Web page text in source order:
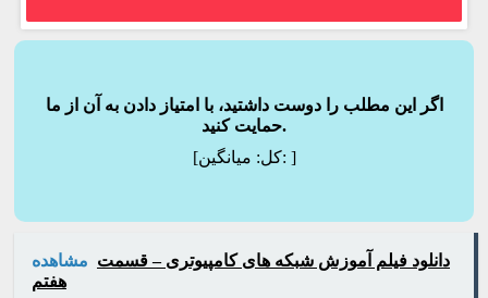
اگر این مطلب را دوست داشتید، با امتیاز دادن به آن از ما
حمایت کنید.
[کل:میانگین: ]
مشاهده دانلود فیلم آموزش شبکه های کامپیوتری – قسمت
هفتم